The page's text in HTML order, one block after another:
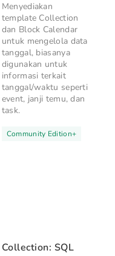
Menyediakan
template Collection
dan Block Calendar
untuk mengelola data
tanggal, biasanya
digunakan untuk
informasi terkait
tanggal/waktu seperti
event, janji temu, dan
task.
Community Edition+
Collection: SQL